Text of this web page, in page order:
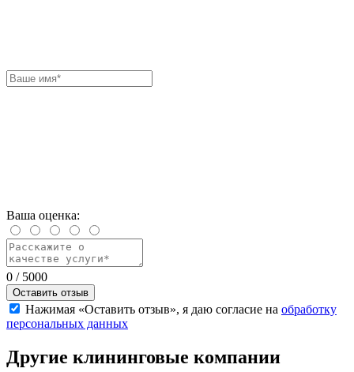
Ваша оценка:
0 / 5000
Оставить отзыв
Нажимая «Оставить отзыв», я даю согласие на обработку
персональных данных
Другие клининговые компании